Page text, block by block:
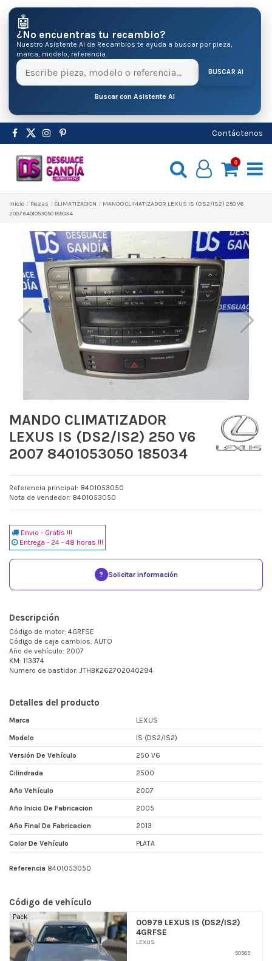
🤖
¿No encuentras tu recambio?
Nuestro Asistente AI de Recambios te ayuda a buscar por pieza,
marca, modelo, referencia.
BUSCAR AI
Buscar con Asistente AI
Contáctenos
0
Inicio Pіezas CLIMATIZACION
MANDO CLIMATIZADOR LEXUS IS (DS2/IS2) 250 V6
2007 8401053050 185034
MANDO CLIMATIZADOR
LEXUS IS (DS2/IS2) 250 V6
2007 8401053050 185034
Referencia principal: 8401053050
Nota de vendedor: 8401053050
Envio - Gratis !!!
Entrega - 24 - 48 horas !!!
? Solicitar información
Descripción
Código de motor: 4GRFSE
Código de caja cambios: AUTO
Año de vehículo: 2007
KM: 113374
Numero de bastidor: JTHBK262702040294
Detalles del producto
Marca LEXUS
Modelo IS (DS2/IS2)
Versión De Vehículo 250 V6
Cilindrada 2500
Año Vehículo 2007
Año Inicio De Fabricacion 2005
Año Final De Fabricacion 2013
Color De Vehículo PLATA
Referencia 8401053050
Código de vehículo
Pack
00979 LEXUS IS (DS2/IS2)
4GRFSE
LEXUS
50565